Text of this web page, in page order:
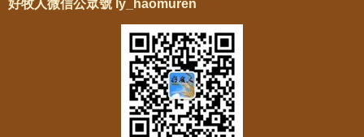
好牧人微信公眾號 ly_haomuren